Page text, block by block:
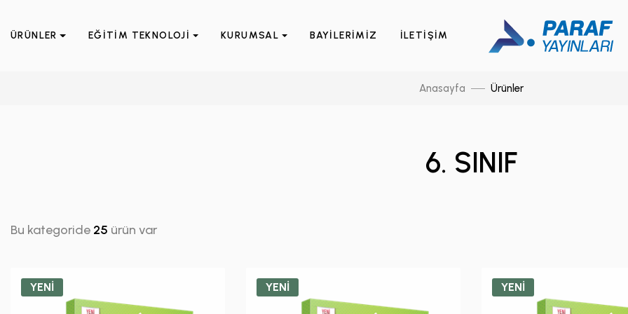
ÜRÜNLER EĞİTİM TEKNOLOJİ KURUMSAL BAYİLERİMİZ İLETİŞİM
Anasayfa Ürünler
6. SINIF
Bu kategoride 25 ürün var
YENİ YENİ YENİ